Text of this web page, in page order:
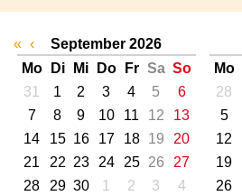
« ‹
September 2026
Mo
Di Mi Do Fr Sa So
31
1 2 3 4 5
6
7
8 9 10 11 12
13
14
15 16 17 18 19
20
21
22 23 24 25 26
27
28
29 30 1 2 3
4
Mo
28
5
12
19
26